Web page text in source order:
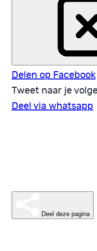
Delen op Facebook
Tweet naar je
Deel via whatsapp
Deel deze pagina